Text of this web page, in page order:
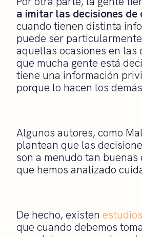
a imitar las decisiones de
cuando tienen distinta
puede ser
aquellas ocasiones en las
que mucha gente está
tiene una información
porque lo hacen los
Algunos autores, como
plantean que las
son a menudo tan buenas
que hemos analizado
De hecho, existen estudios
que cuando debemos